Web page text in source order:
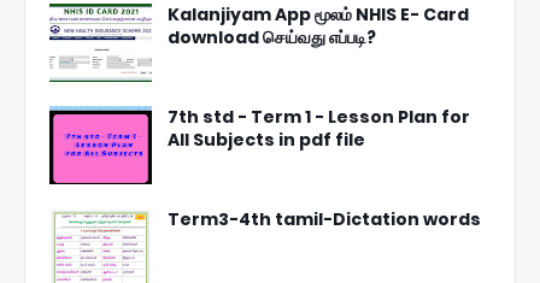
Kalanjiyam App மூலம் NHIS E- Card
download செய்வது எப்படி?
7th std - Term 1 - Lesson Plan for
All Subjects in pdf file
Term3-4th tamil-Dictation words